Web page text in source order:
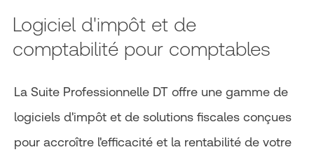
Logiciel d'impôt et de
comptabilité pour comptables
La Suite Professionnelle DT offre une gamme de
logiciels d'impôt et de solutions fiscales conçues
pour accroître l'efficacité et la rentabilité de votre